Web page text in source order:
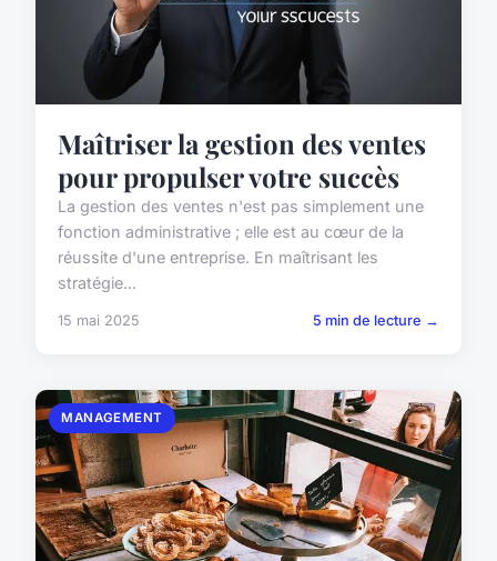
Maîtriser la gestion des ventes
pour propulser votre succès
La gestion des ventes n'est pas simplement une
fonction administrative ; elle est au cœur de la
réussite d'une entreprise. En maîtrisant les
stratégie...
15 mai 2025 5 min de lecture →
MANAGEMENT